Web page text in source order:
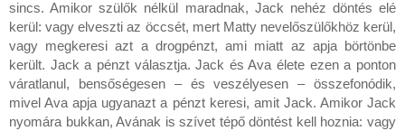
sincs. Amikor szülők nélkül maradnak, Jack nehéz döntés elé
kerül: vagy elveszti az öccsét, mert Matty nevelőszülőkhöz kerül,
vagy megkeresi azt a drogpénzt, ami miatt az apja börtönbe
került. Jack a pénzt választja. Jack és Ava élete ezen a ponton
váratlanul, bensőségesen – és veszélyesen – összefonódik,
mivel Ava apja ugyanazt a pénzt keresi, amit Jack. Amikor Jack
nyomára bukkan, Avának is szívet tépő döntést kell hoznia: vagy